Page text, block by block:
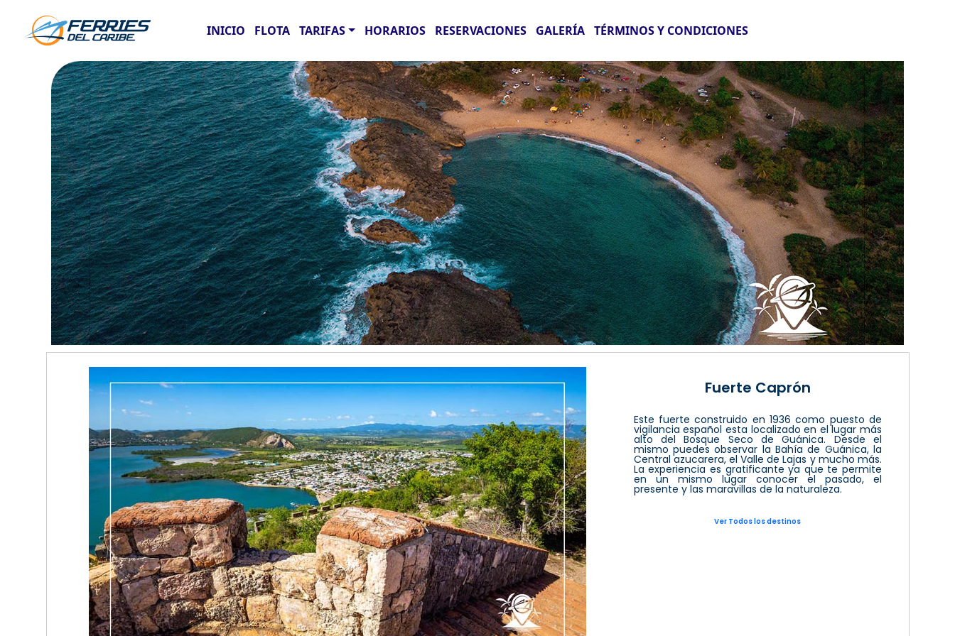
INICIO FLOTA TARIFAS HORARIOS RESERVACIONES GALERÍA TÉRMINOS Y CONDICIONES
Fuerte Caprón
Este fuerte construido en 1936 como puesto de
vigilancia español esta localizado en el lugar más
alto del Bosque Seco de Guánica. Desde el
mismo puedes observar la Bahía de Guánica, la
Central azucarera, el Valle de Lajas y mucho más.
La experiencia es gratificante ya que te permite
en un mismo lugar conocer el pasado, el
presente y las maravillas de la naturaleza.
Ver Todos los destinos